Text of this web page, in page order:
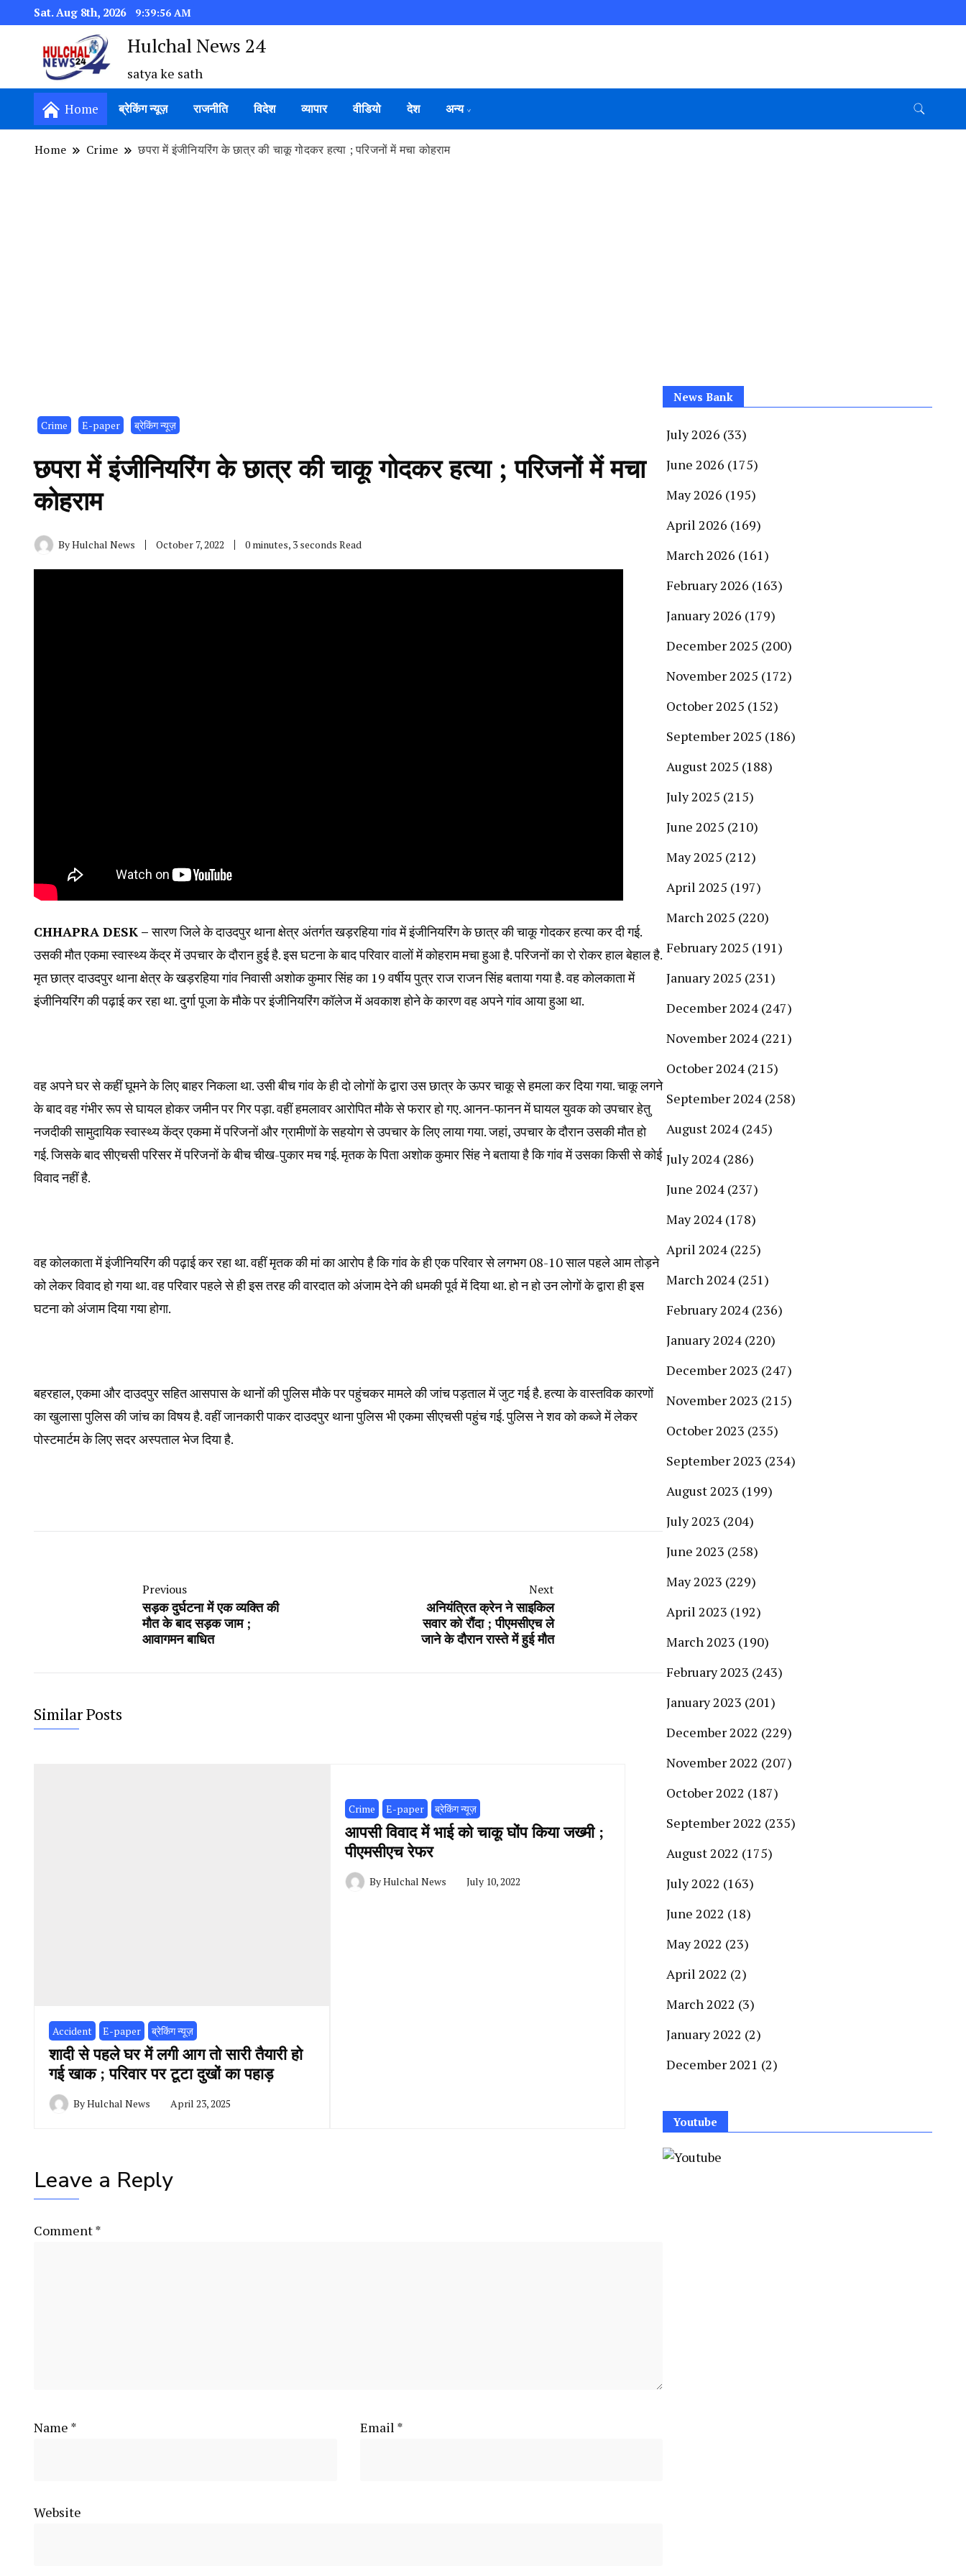
Sat. Aug 8th, 2026 9:39:57 AM
Hulchal News 24
satya ke sath
Home ब्रेकिंग न्यूज़ राजनीति विदेश व्यापार वीडियो देश अन्य
Home Crime छपरा में इंजीनियरिंग के छात्र की चाकू गोदकर हत्या ; परिजनों में मचा कोहराम
Crime E-paper ब्रेकिंग न्यूज़
छपरा में इंजीनियरिंग के छात्र की चाकू गोदकर हत्या ; परिजनों में मचा
कोहराम
ByHulchal News October 7, 2022 0 minutes, 3 seconds Read
CHHAPRA DESK –सारण जिले के दाउदपुर थाना क्षेत्र अंतर्गत खड़रहिया गांव में इंजीनियरिंग के छात्र की चाकू गोदकर हत्या कर दी गई.
उसकी मौत एकमा स्वास्थ्य केंद्र में उपचार के दौरान हुई है. इस घटना के बाद परिवार वालों में कोहराम मचा हुआ है. परिजनों का रो रोकर हाल बेहाल है.
मृत छात्र दाउदपुर थाना क्षेत्र के खड़रहिया गांव निवासी अशोक कुमार सिंह का 19 वर्षीय पुत्र राज राजन सिंह बताया गया है. वह कोलकाता में
इंजीनियरिंग की पढ़ाई कर रहा था. दुर्गा पूजा के मौके पर इंजीनियरिंग कॉलेज में अवकाश होने के कारण वह अपने गांव आया हुआ था.
वह अपने घर से कहीं घूमने के लिए बाहर निकला था. उसी बीच गांव के ही दो लोगों के द्वारा उस छात्र के ऊपर चाकू से हमला कर दिया गया. चाकू लगने
के बाद वह गंभीर रूप से घायल होकर जमीन पर गिर पड़ा. वहीं हमलावर आरोपित मौके से फरार हो गए. आनन-फानन में घायल युवक को उपचार हेतु
नजदीकी सामुदायिक स्वास्थ्य केंद्र एकमा में परिजनों और ग्रामीणों के सहयोग से उपचार के लिए लाया गया. जहां, उपचार के दौरान उसकी मौत हो
गई. जिसके बाद सीएचसी परिसर में परिजनों के बीच चीख-पुकार मच गई. मृतक के पिता अशोक कुमार सिंह ने बताया है कि गांव में उसका किसी से कोई
विवाद नहीं है.
वह कोलकाता में इंजीनियरिंग की पढ़ाई कर रहा था. वहीं मृतक की मां का आरोप है कि गांव के ही एक परिवार से लगभग 08-10 साल पहले आम तोड़ने
को लेकर विवाद हो गया था. वह परिवार पहले से ही इस तरह की वारदात को अंजाम देने की धमकी पूर्व में दिया था. हो न हो उन लोगों के द्वारा ही इस
घटना को अंजाम दिया गया होगा.
बहरहाल, एकमा और दाउदपुर सहित आसपास के थानों की पुलिस मौके पर पहुंचकर मामले की जांच पड़ताल में जुट गई है. हत्या के वास्तविक कारणों
का खुलासा पुलिस की जांच का विषय है. वहीं जानकारी पाकर दाउदपुर थाना पुलिस भी एकमा सीएचसी पहुंच गई. पुलिस ने शव को कब्जे में लेकर
पोस्टमार्टम के लिए सदर अस्पताल भेज दिया है.
Previous
सड़क दुर्घटना में एक व्यक्ति की
मौत के बाद सड़क जाम ;
आवागमन बाधित
Next
अनियंत्रित क्रेन ने साइकिल
सवार को रौंदा ; पीएमसीएच ले
जाने के दौरान रास्ते में हुई मौत
Similar Posts
Accident E-paper ब्रेकिंग न्यूज़
शादी से पहले घर में लगी आग तो सारी तैयारी हो
गई खाक ; परिवार पर टूटा दुखों का पहाड़
ByHulchal News April 23, 2025
Crime E-paper ब्रेकिंग न्यूज़
आपसी विवाद में भाई को चाकू घोंप किया जख्मी ;
पीएमसीएच रेफर
ByHulchal News July 10, 2022
Leave a Reply
Comment*
Name * Email *
Website
News Bank
July 2026 (33)
June 2026 (175)
May 2026 (195)
April 2026 (169)
March 2026 (161)
February 2026 (163)
January 2026 (179)
December 2025 (200)
November 2025 (172)
October 2025 (152)
September 2025 (186)
August 2025 (188)
July 2025 (215)
June 2025 (210)
May 2025 (212)
April 2025 (197)
March 2025 (220)
February 2025 (191)
January 2025 (231)
December 2024 (247)
November 2024 (221)
October 2024 (215)
September 2024 (258)
August 2024 (245)
July 2024 (286)
June 2024 (237)
May 2024 (178)
April 2024 (225)
March 2024 (251)
February 2024 (236)
January 2024 (220)
December 2023 (247)
November 2023 (215)
October 2023 (235)
September 2023 (234)
August 2023 (199)
July 2023 (204)
June 2023 (258)
May 2023 (229)
April 2023 (192)
March 2023 (190)
February 2023 (243)
January 2023 (201)
December 2022 (229)
November 2022 (207)
October 2022 (187)
September 2022 (235)
August 2022 (175)
July 2022 (163)
June 2022 (18)
May 2022 (23)
April 2022 (2)
March 2022 (3)
January 2022 (2)
December 2021 (2)
Youtube